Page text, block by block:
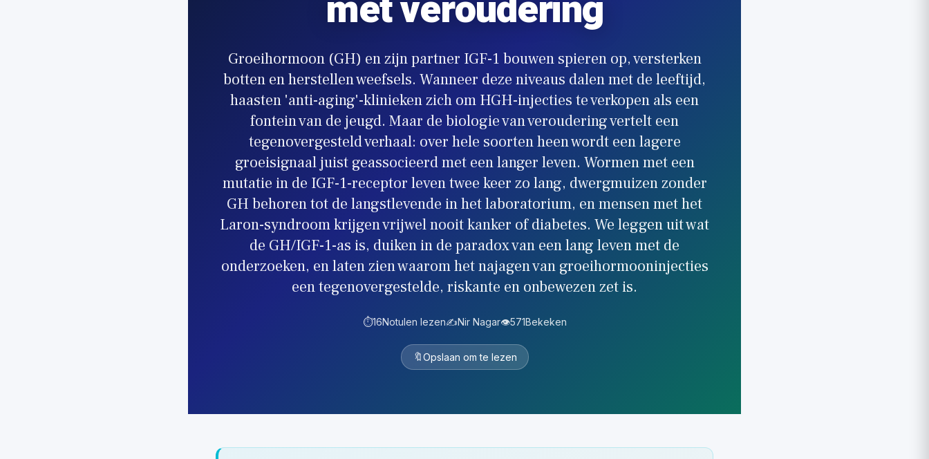
Groeihormoon (GH) en zijn partner IGF-1 bouwen spieren op, versterken
botten en herstellen weefsels. Wanneer deze niveaus dalen met de leeftijd,
haasten 'anti-aging'-klinieken zich om HGH-injecties te verkopen als een
fontein van de jeugd. Maar de biologie van veroudering vertelt een
tegenovergesteld verhaal: over hele soorten heen wordt een lagere
groeisignaal juist geassocieerd met een langer leven. Wormen met een
mutatie in de IGF-1-receptor leven twee keer zo lang, dwergmuizen zonder
GH behoren tot de langstlevende in het laboratorium, en mensen met het
Laron-syndroom krijgen vrijwel nooit kanker of diabetes. We leggen uit wat
de GH/IGF-1-as is, duiken in de paradox van een lang leven met de
onderzoeken, en laten zien waarom het najagen van groeihormooninjecties
een tegenovergestelde, riskante en onbewezen zet is.
⏱️16Notulen lezen✍️Nir Nagar👁️571Bekeken
🔖Opslaan om te lezen